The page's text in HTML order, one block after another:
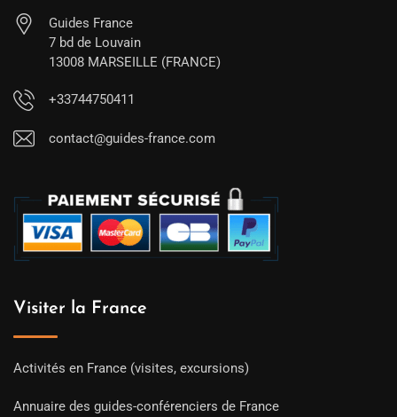
Guides France
7 bd de Louvain
13008 MARSEILLE (FRANCE)
+33744750411
contact@guides-france.com
Visiter la France
Activités en France (visites, excursions)
Annuaire des guides-conférenciers de France